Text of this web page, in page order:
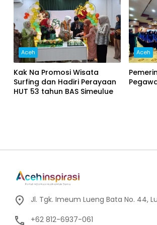
Aceh
Kak Na Promosi Wisata
Surfing dan Hadiri Perayaan
HUT 53 tahun BAS Simeulue
Aceh
Jl. Tgk. Imeum Lueng Bata No. 44,
+62 812-6937-061